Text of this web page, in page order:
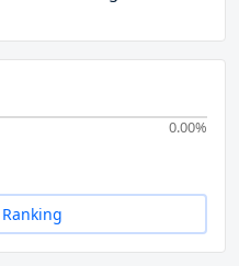
0.00%